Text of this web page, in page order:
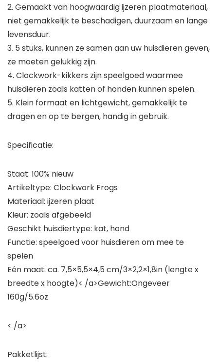
2. Gemaakt van hoogwaardig ijzeren plaatmateriaal,
niet gemakkelijk te beschadigen, duurzaam en lange
levensduur.
3. 5 stuks, kunnen ze samen aan uw huisdieren geven,
ze moeten gelukkig zijn.
4. Clockwork-kikkers zijn speelgoed waarmee
huisdieren zoals katten of honden kunnen spelen.
5. Klein formaat en lichtgewicht, gemakkelijk te
dragen en op te bergen, handig in gebruik.
Specificatie:
Staat: 100% nieuw
Artikeltype: Clockwork Frogs
Materiaal: ijzeren plaat
Kleur: zoals afgebeeld
Geschikt huisdiertype: kat, hond
Functie: speelgoed voor huisdieren om mee te
spelen
Eén maat: ca. 7,5×5,5×4,5 cm/3×2,2×1,8in (lengte x
breedte x hoogte)< /a>Gewicht:Ongeveer
160g/5.6oz
< /a>
Pakketlijst: